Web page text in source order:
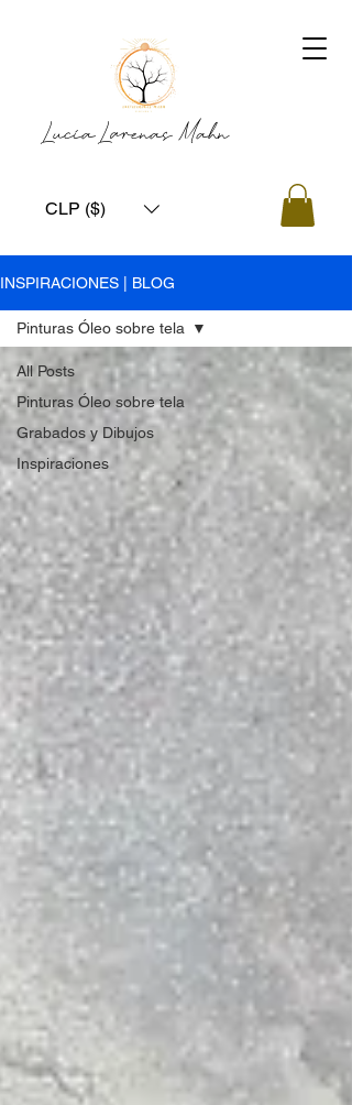
Lucía Larenas Mahn
CLP ($)
INSPIRACIONES | BLOG
All Posts
Pinturas Óleo sobre tela
Grabados y Dibujos
Inspiraciones
Pinturas Óleo sobre tela